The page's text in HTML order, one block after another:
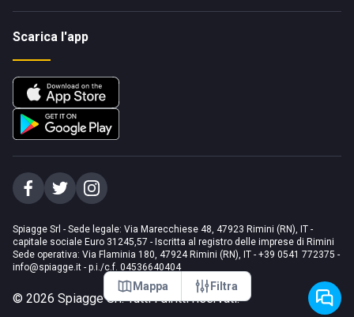
Mappa Filtra
Scarica l'app
Spiagge Srl - Sede legale: Via Marecchiese 48, 47923 Rimini (RN), IT -
capitale sociale Euro 31245,57 - Iscritta al registro delle imprese di Rimini
Sede operativa: Via Flaminia 180, 47924 Rimini (RN), IT - +39 0541 772375 -
info@spiagge.it - p.i./c.f. 04536640404
© 2026 Spiagge Srl. Tutti i diritti riservati.